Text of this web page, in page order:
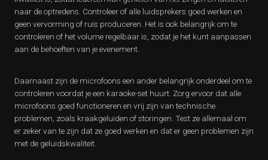
naar de optredens. Controleer of alle luidsprekers goed werken en
geen vervorming of ruis produceren. Het is ook belangrijk om te
controleren of het volume regelbaar is, zodat je het kunt aanpassen
aan de behoeften van je evenement.
Daarnaast zijn de microfoons een ander belangrijk onderdeel om te
controleren voordat je een karaoke-set huurt. Zorg ervoor dat alle
microfoons goed functioneren en vrij zijn van technische
problemen, zoals kraakgeluiden of storingen. Test ze allemaal om
er zeker van te zijn dat ze goed werken en dat er geen problemen zijn
met de geluidskwaliteit.